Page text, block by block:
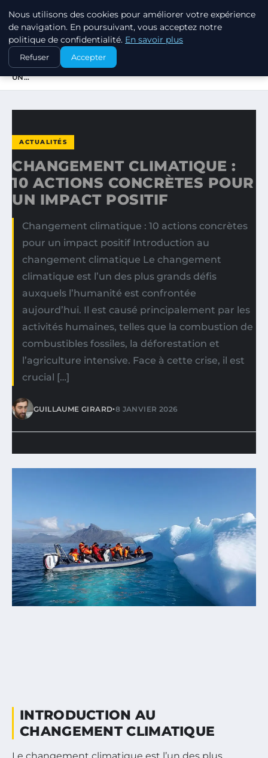
EXXON CLIMATE FOOTPRINT
ACCUEIL
ACTUALITÉS
CHANGEMENT CLIMATIQUE : 10 ACTIONS CONCRÈTES POUR
UN…
ACTUALITÉS
CHANGEMENT CLIMATIQUE :
10 ACTIONS CONCRÈTES POUR
UN IMPACT POSITIF
Changement climatique : 10 actions concrètes
pour un impact positif Introduction au
changement climatique Le changement
climatique est l’un des plus grands défis
auxquels l’humanité est confrontée
aujourd’hui. Il est causé principalement par les
activités humaines, telles que la combustion de
combustibles fossiles, la déforestation et
l’agriculture intensive. Face à cette crise, il est
crucial […]
GUILLAUME GIRARD•8 JANVIER 2026
INTRODUCTION AU
CHANGEMENT CLIMATIQUE
Le changement climatique est l’un des plus
Nous utilisons des cookies pour améliorer votre expérience
de navigation. En poursuivant, vous acceptez notre
politique de confidentialité. En savoir plus
Refuser Accepter